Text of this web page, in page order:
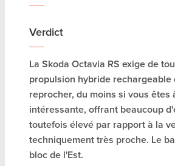
Verdict
La Skoda Octavia RS exige de
propulsion hybride
reprocher, du moins si vous
intéressante, offrant beaucoup
toutefois élevé par rapport à la
techniquement très proche. Le
bloc de l'Est.